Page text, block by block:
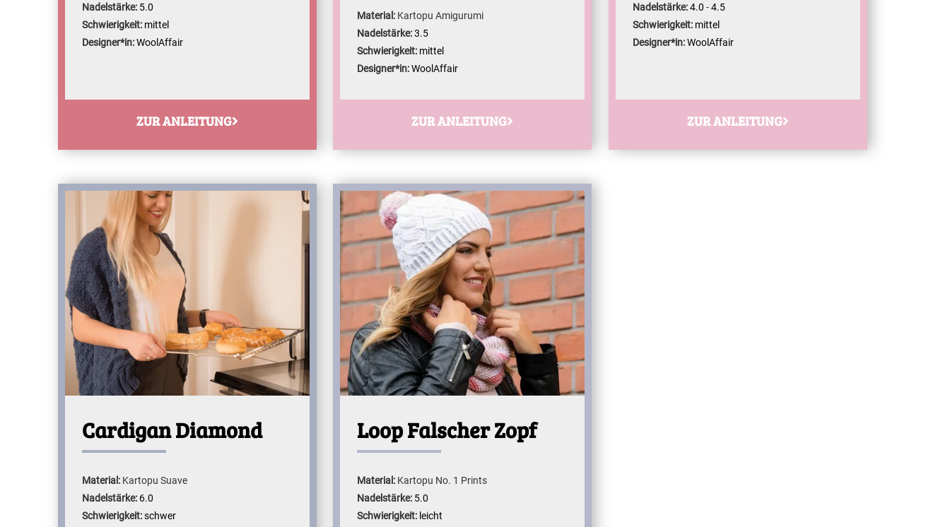
Nadelstärke: 5.0
Schwierigkeit: mittel
Designer*in: WoolAffair
ZUR ANLEITUNG
Material: Kartopu Amigurumi
Nadelstärke:3.5
Schwierigkeit: mittel
Designer*in:WoolAffair
ZUR ANLEITUNG
Nadelstärke:4.0 -4.5
Schwierigkeit: mittel
Designer*in:WoolAffair
ZUR ANLEITUNG
Cardigan Diamond
Material: Kartopu Suave
Nadelstärke: 6.0
Schwierigkeit: schwer
Loop Falscher Zopf
Material: Kartopu No. 1 Prints
Nadelstärke: 5.0
Schwierigkeit: leicht